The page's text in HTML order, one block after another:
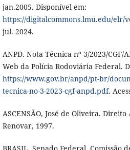
jan.2005. Disponível em:
https://digitalcommons.lmu.edu/elr/
jul. 2024.
ANPD. Nota Técnica nº 3/2023/
Web da Polícia Rodoviária Federal.
https://www.gov.br/anpd/pt-br/
tecnica-no-3-2023-cgf-anpd.pdf.
ASCENSÃO, José de Oliveira.
Renovar, 1997.
BRASIL. Senado Federal. Comissão